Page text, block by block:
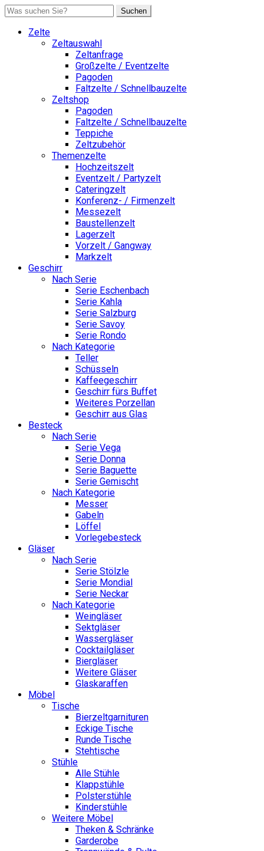
Suchen
Zelte
Zeltauswahl
Zeltanfrage
Großzelte / Eventzelte
Pagoden
Faltzelte / Schnellbauzelte
Zeltshop
Pagoden
Faltzelte / Schnellbauzelte
Teppiche
Zeltzubehör
Themenzelte
Hochzeitszelt
Eventzelt / Partyzelt
Cateringzelt
Konferenz- / Firmenzelt
Messezelt
Baustellenzelt
Lagerzelt
Vorzelt / Gangway
Markzelt
Geschirr
Nach Serie
Serie Eschenbach
Serie Kahla
Serie Salzburg
Serie Savoy
Serie Rondo
Nach Kategorie
Teller
Schüsseln
Kaffeegeschirr
Geschirr fürs Buffet
Weiteres Porzellan
Geschirr aus Glas
Besteck
Nach Serie
Serie Vega
Serie Donna
Serie Baguette
Serie Gemischt
Nach Kategorie
Messer
Gabeln
Löffel
Vorlegebesteck
Gläser
Nach Serie
Serie Stölzle
Serie Mondial
Serie Neckar
Nach Kategorie
Weingläser
Sektgläser
Wassergläser
Cocktailgläser
Biergläser
Weitere Gläser
Glaskaraffen
Möbel
Tische
Bierzeltgarnituren
Eckige Tische
Runde Tische
Stehtische
Stühle
Alle Stühle
Klappstühle
Polsterstühle
Kinderstühle
Weitere Möbel
Theken & Schränke
Garderobe